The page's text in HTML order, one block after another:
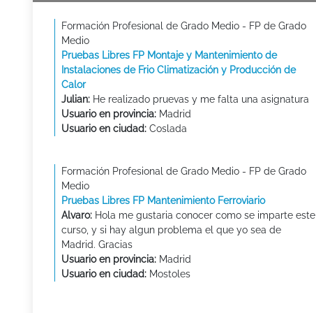
Formación Profesional de Grado Medio - FP de Grado
Medio
Pruebas Libres FP Montaje y Mantenimiento de
Instalaciones de Frio Climatización y Producción de
Calor
Julian: He realizado pruevas y me falta una asignatura
Usuario en provincia: Madrid
Usuario en ciudad: Coslada
Formación Profesional de Grado Medio - FP de Grado
Medio
Pruebas Libres FP Mantenimiento Ferroviario
Alvaro: Hola me gustaria conocer como se imparte este
curso, y si hay algun problema el que yo sea de
Madrid. Gracias
Usuario en provincia: Madrid
Usuario en ciudad: Mostoles